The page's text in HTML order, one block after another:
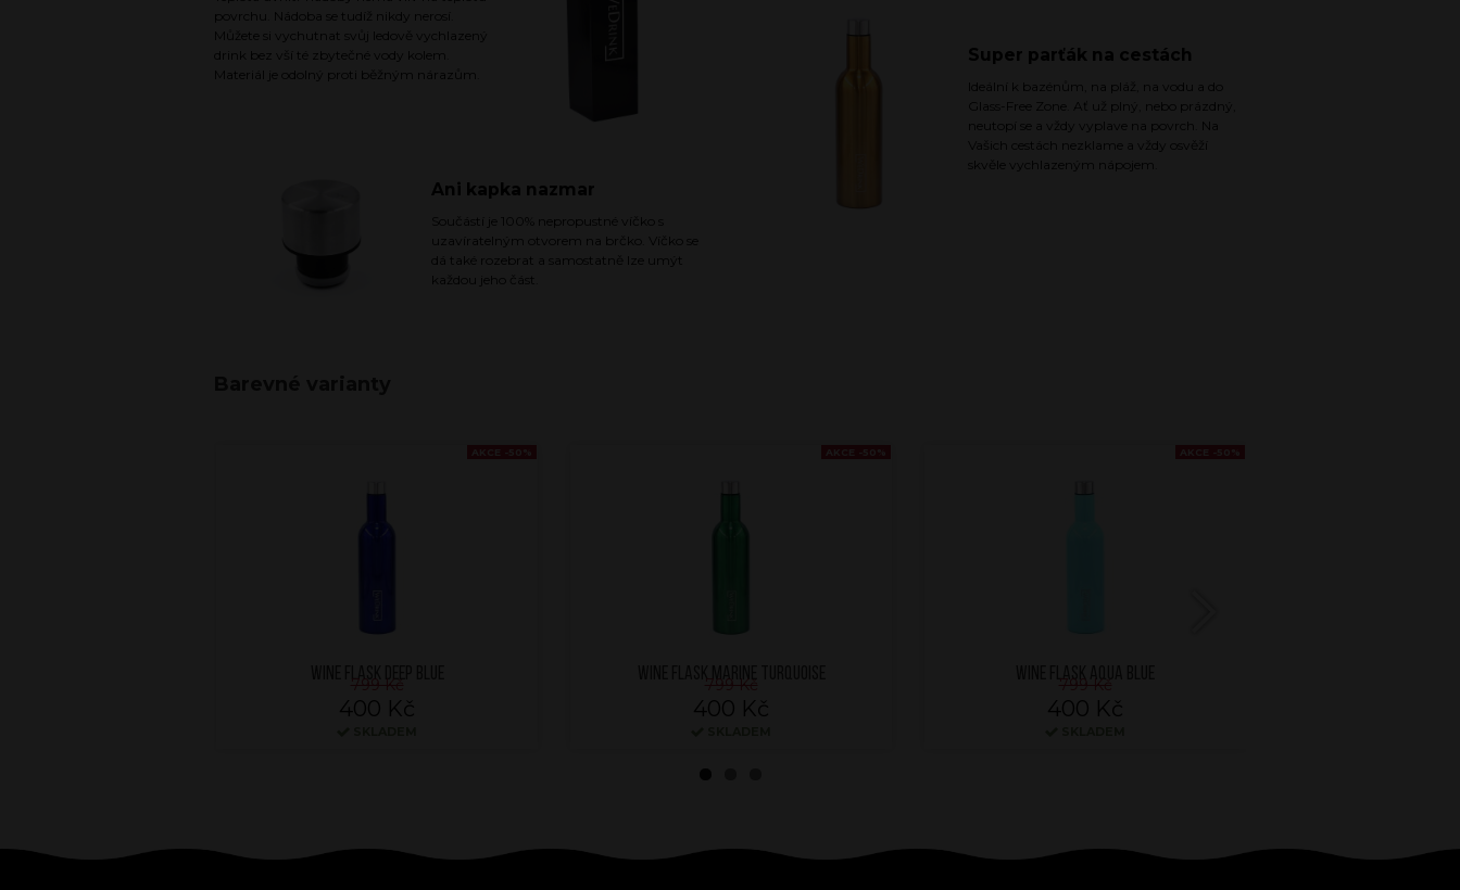
povrchu. Nádoba se tudíž nikdy nerosí.
Můžete si vychutnat svůj ledově vychlazený
drink bez vší té zbytečné vody kolem.
Materiál je odolný proti běžným nárazům.
Ani kapka nazmar
Součástí je 100% nepropustné víčko s
uzavíratelným otvorem na brčko. Víčko se
dá také rozebrat a samostatně lze umýt
každou jeho část.
Super parťák na cestách
Ideální k bazénům, na pláž, na vodu a do
Glass-Free Zone. Ať už plný, nebo prázdný,
neutopí se a vždy vyplave na povrch. Na
Vašich cestách nezklame a vždy osvěží
skvěle vychlazeným nápojem.
400 Kč 400 Kč 400 Kč